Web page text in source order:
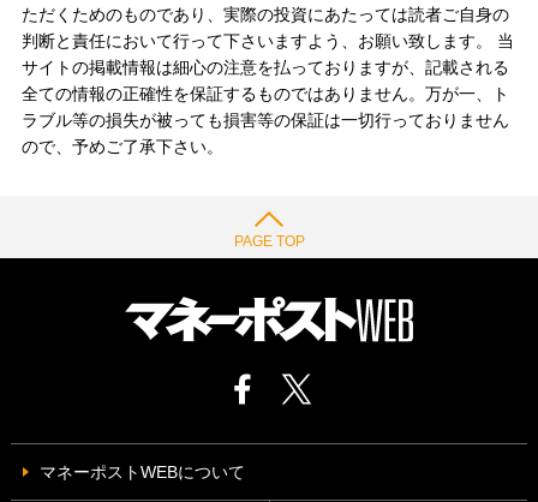
ただくためのものであり、実際の投資にあたっては読者ご自身の
判断と責任において行って下さいますよう、お願い致します。 当
サイトの掲載情報は細心の注意を払っておりますが、記載される
全ての情報の正確性を保証するものではありません。万が一、ト
ラブル等の損失が被っても損害等の保証は一切行っておりません
ので、予めご了承下さい。
PAGE TOP
マネーポストWEBについて